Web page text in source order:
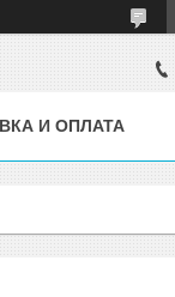
И ОПЛАТА